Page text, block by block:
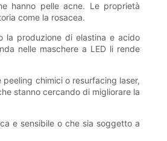
hanno pelle acne. Le proprietà
come la rosacea.
la produzione di elastina e acido
nelle maschere a LED li rende
chimici o resurfacing laser,
stanno cercando di migliorare la
e sensibile o che sia soggetto a